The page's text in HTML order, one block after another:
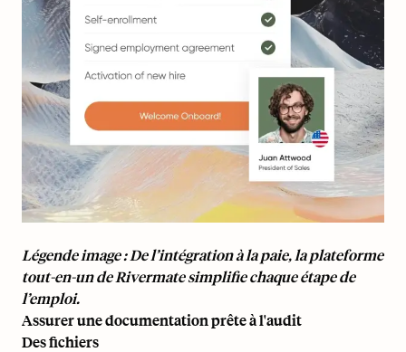
Légende image : De l’intégration à la paie, la plateforme
tout-en-un de Rivermate simplifie chaque étape de
l’emploi.
Assurer une documentation prête à l'audit
Des fichiers